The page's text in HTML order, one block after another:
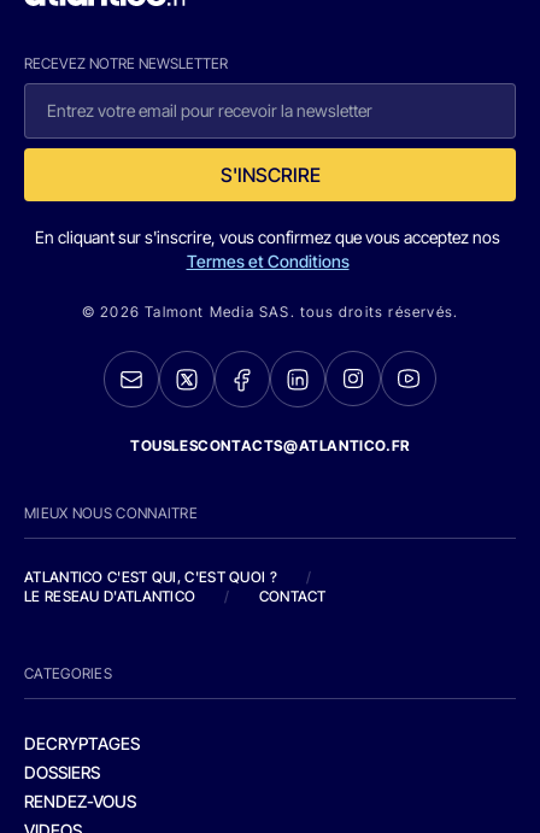
RECEVEZ NOTRE NEWSLETTER
S'INSCRIRE
En cliquant sur s'inscrire, vous confirmez que vous acceptez nos
Termes et Conditions
© 2026 Talmont Media SAS. tous droits réservés.
TOUSLESCONTACTS@ATLANTICO.FR
MIEUX NOUS CONNAITRE
ATLANTICO C'EST QUI, C'EST QUOI ?
/
LE RESEAU D'ATLANTICO
/ CONTACT
CATEGORIES
DECRYPTAGES
DOSSIERS
RENDEZ-VOUS